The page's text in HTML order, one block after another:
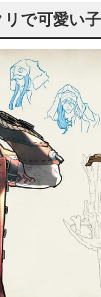
で可愛い